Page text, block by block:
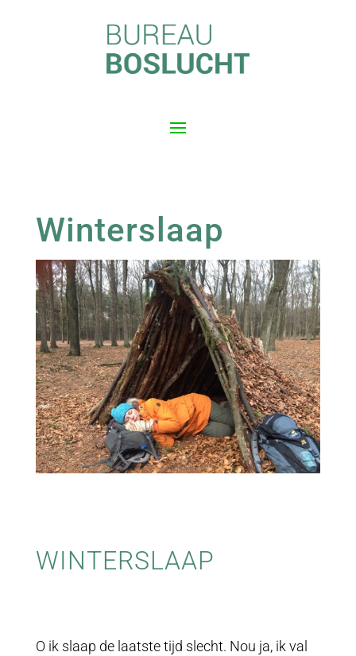
Winterslaap
WINTERSLAAP
O ik slaap de laatste tijd slecht. Nou ja, ik val